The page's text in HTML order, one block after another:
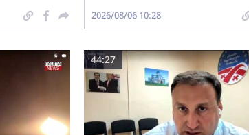
2026/08/06 10:28
44:27